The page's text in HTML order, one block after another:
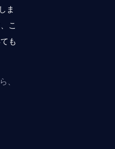
ま
こ
も
、